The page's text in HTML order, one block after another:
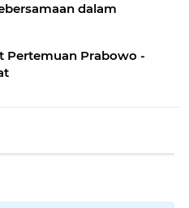
dalam
Pertemuan Prabowo -